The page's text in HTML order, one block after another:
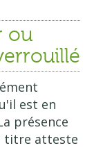
ou
est en
présence
titre atteste